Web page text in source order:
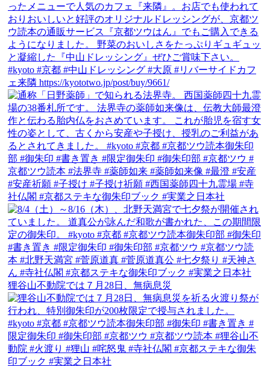
狸谷山不動院では７月28日、無病息災